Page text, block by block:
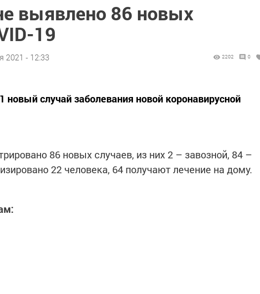
выявлено 86 новых
19
2021 - 12:33 2202 0
новый случай заболевания новой коронавирусной
86 новых случаев, из них 2 – завозной, 84 –
22 человека, 64 получают лечение на дому.